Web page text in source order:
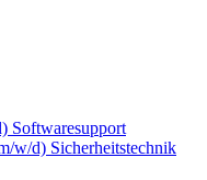
Softwaresupport
w/d) Sicherheitstechnik